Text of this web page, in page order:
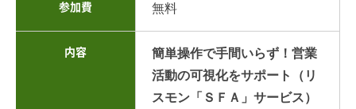
参加費 無料
内容
簡単操作で手間いらず！営業
活動の可視化をサポート（リ
スモン「ＳＦＡ」サービス）